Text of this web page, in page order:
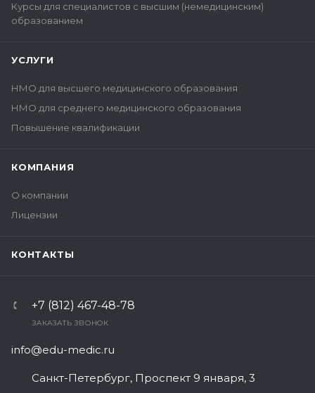
Курсы для специалистов с высшим (немедицинским)
образованием
УСЛУГИ
НМО для высшего медицинского образования
НМО для среднего медицинского образования
Повышение квалификации
КОМПАНИЯ
О компании
Лицензии
КОНТАКТЫ
+7 (812) 467-48-78
ЗАКАЗАТЬ ЗВОНОК
info@edu-medic.ru
Санкт-Петербург, Проспект 9 января, 3